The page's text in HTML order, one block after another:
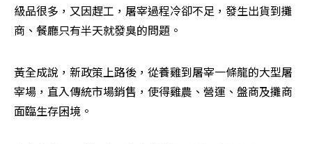
級品很多，又因趕工，屠宰過程冷卻不足，發生出貨到攤
商、餐廳只有半天就發臭的問題。
黃全成說，新政策上路後，從養雞到屠宰一條龍的大型屠
宰場，直入傳統市場銷售，使得雞農、營運、盤商及攤商
面臨生存困境。